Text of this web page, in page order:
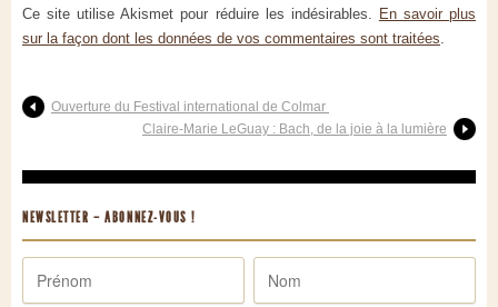
Ce site utilise Akismet pour réduire les indésirables. En savoir plus
sur la façon dont les données de vos commentaires sont traitées.
Ouverture du Festival international de Colmar
Claire-Marie LeGuay : Bach, de la joie à la lumière
NEWSLETTER – ABONNEZ-VOUS !